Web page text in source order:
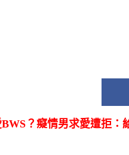
？癡情男求愛遭拒：